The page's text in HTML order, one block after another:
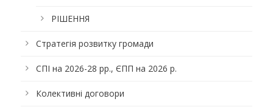
РІШЕННЯ
Стратегія розвитку громади
СПІ на 2026-28 рр., ЄПП на 2026 р.
Колективні договори